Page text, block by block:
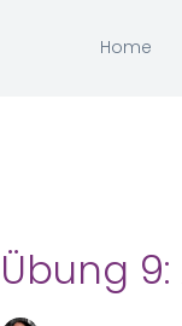
Home
Übung